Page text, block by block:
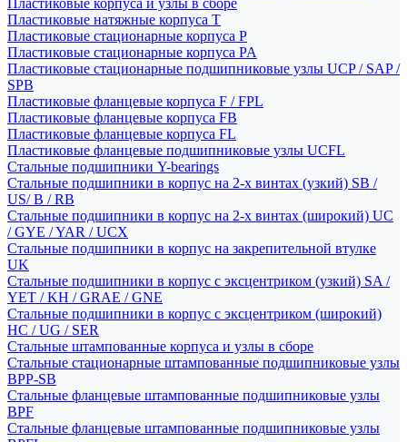
Пластиковые корпуса и узлы в сборе
Пластиковые натяжные корпуса T
Пластиковые стационарные корпуса P
Пластиковые стационарные корпуса PA
Пластиковые стационарные подшипниковые узлы UCP / SAP /
SPB
Пластиковые фланцевые корпуса F / FPL
Пластиковые фланцевые корпуса FB
Пластиковые фланцевые корпуса FL
Пластиковые фланцевые подшипниковые узлы UCFL
Стальные подшипники Y-bearings
Стальные подшипники в корпус на 2-х винтах (узкий) SB /
US/ B / RB
Стальные подшипники в корпус на 2-х винтах (широкий) UC
/ GYE / YAR / UCX
Стальные подшипники в корпус на закрепительной втулке
UK
Стальные подшипники в корпус с эксцентриком (узкий) SA /
YET / KH / GRAE / GNE
Стальные подшипники в корпус с эксцентриком (широкий)
HC / UG / SER
Стальные штампованные корпуса и узлы в сборе
Стальные стационарные штампованные подшипниковые узлы
BPP-SB
Стальные фланцевые штампованные подшипниковые узлы
BPF
Стальные фланцевые штампованные подшипниковые узлы